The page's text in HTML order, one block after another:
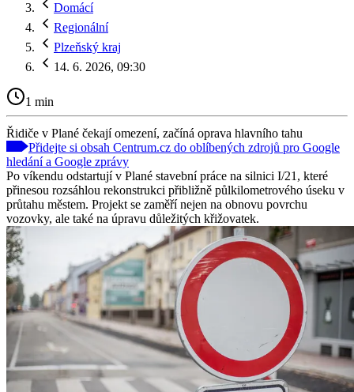
Domácí
Regionální
Plzeňský kraj
14. 6. 2026, 09:30
1 min
Řidiče v Plané čekají omezení, začíná oprava hlavního tahu
Přidejte si obsah Centrum.cz do oblíbených zdrojů pro Google
hledání a Google zprávy
Po víkendu odstartují v Plané stavební práce na silnici I/21, které
přinesou rozsáhlou rekonstrukci přibližně půlkilometrového úseku v
průtahu městem. Projekt se zaměří nejen na obnovu povrchu
vozovky, ale také na úpravu důležitých křižovatek.